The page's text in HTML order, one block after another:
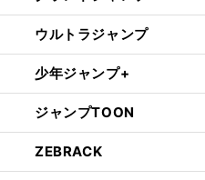
ウルトラジャンプ
少年ジャンプ+
ジャンプTOON
ZEBRACK